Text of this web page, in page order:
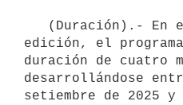
edición, el
duración de cuatro
desarrollándose
setiembre de 2025